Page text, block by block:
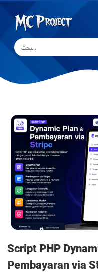
Script PHP
Pembayaran via
Project
Official
Store
متجر
الرقمية
وخدمات
الحر